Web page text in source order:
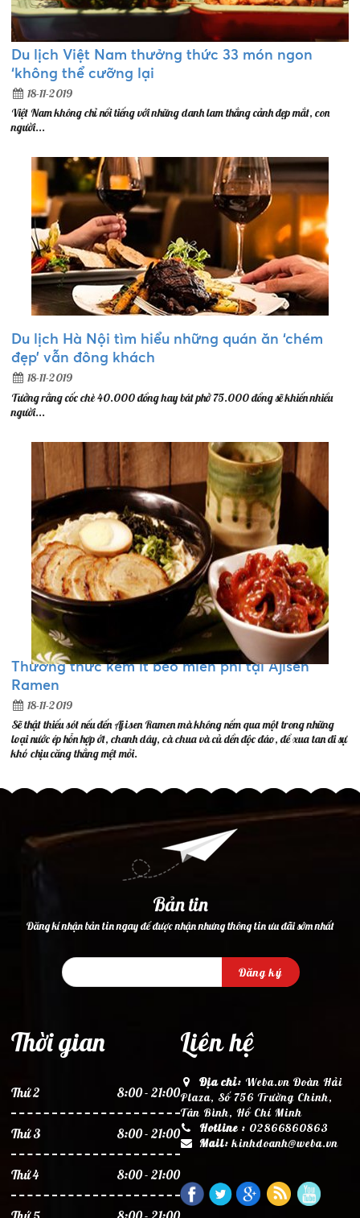
Du lịch Việt Nam thưởng thức 33 món ngon
‘không thể cưỡng lại
18-11-2019
Việt Nam không chỉ nổi tiếng với những danh lam thắng cảnh đẹp mắt, con
người...
Du lịch Hà Nội tìm hiểu những quán ăn ‘chém
đẹp’ vẫn đông khách
18-11-2019
Tưởng rằng cốc chè 40.000 đồng hay bát phở 75.000 đồng sẽ khiến nhiều
người...
Thưởng thức kem ít béo miễn phí tại Ajisen
Ramen
18-11-2019
Sẽ thật thiếu sót nếu đến Ajisen Ramen mà không nếm qua một trong những
loại nước ép hỗn hợp ớt, chanh dây, cà chua và củ dền độc đáo, để xua tan đi sự
khó chịu căng thẳng mệt mỏi.
Bản tin
Đăng kí nhận bản tin ngay để được nhận nhưng thông tin ưu đãi sớm nhất
Đăng ký
Thời gian
Thứ 2 8:00 - 21:00
Thứ 3 8:00 - 21:00
Thứ 4 8:00 - 21:00
Liên hệ
Địa chỉ: Weba.vn Đoàn Hải
Plaza, Số 756 Trường Chinh,
Tân Bình, Hồ Chí Minh
Hotline : 02866860863
Mail:kinhdoanh@weba.vn